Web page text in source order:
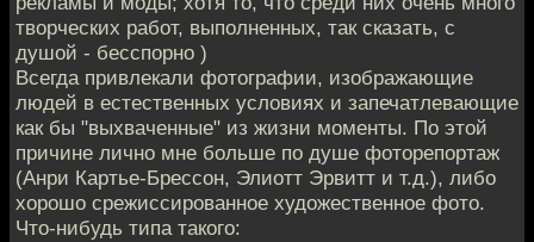
творческих работ, выполненных, так сказать, с
душой - бесспорно )
Всегда привлекали фотографии, изображающие
людей в естественных условиях и запечатлевающие
как бы "выхваченные" из жизни моменты. По этой
причине лично мне больше по душе фоторепортаж
(Анри Картье-Брессон, Элиотт Эрвитт и т.д.), либо
хорошо срежиссированное художественное фото.
Что-нибудь типа такого: